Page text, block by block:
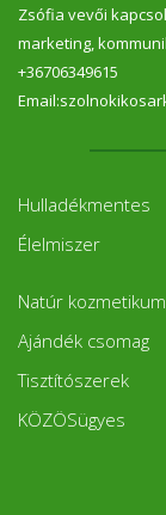
Zsófia vevői
marketing,
+36706349615
Hulladékmentes
Élelmiszer
Natúr
Ajándék csomag
Tisztítószerek
KÖZÖSügyes